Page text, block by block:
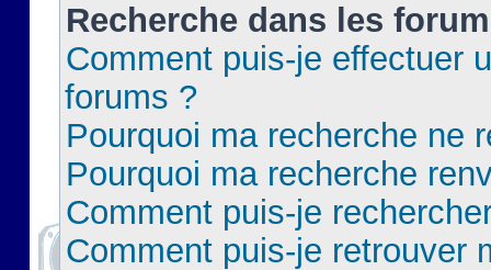
Recherche dans les
Comment puis-je effectuer
forums ?
Pourquoi ma recherche ne
Pourquoi ma recherche
Comment puis-je
Comment puis-je retrouver